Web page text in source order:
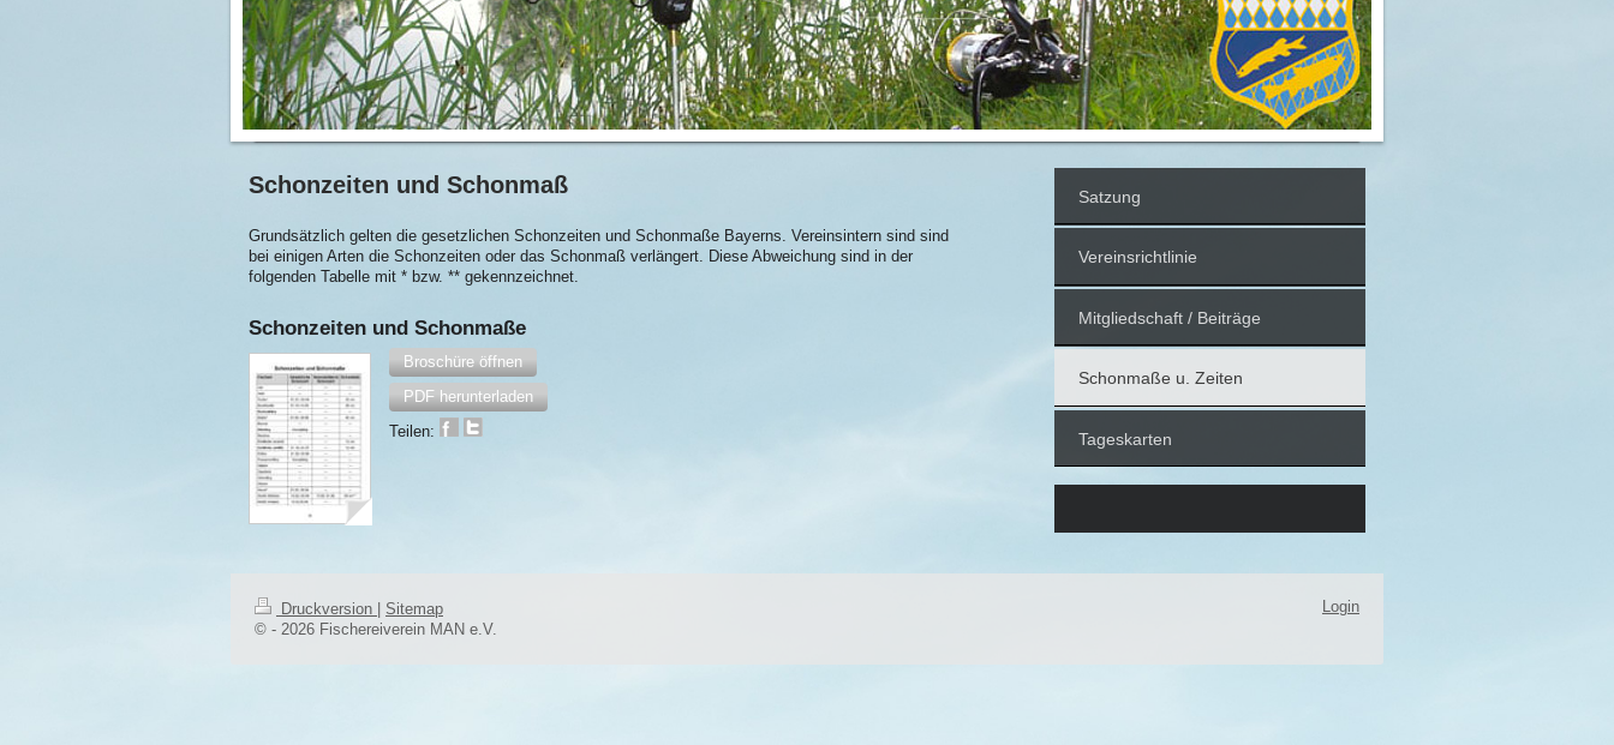
Schonzeiten und Schonmaß
Grundsätzlich gelten die gesetzlichen Schonzeiten und Schonmaße Bayerns. Vereinsintern sind sind
bei einigen Arten die Schonzeiten oder das Schonmaß verlängert. Diese Abweichung sind in der
folgenden Tabelle mit * bzw. ** gekennzeichnet.
Schonzeiten und Schonmaße
Broschüre öffnen
PDF herunterladen
Teilen:
Satzung
Vereinsrichtlinie
Mitgliedschaft / Beiträge
Schonmaße u. Zeiten
Tageskarten
Druckversion
Sitemap
© - 2026 Fischereiverein MAN e.V.
Login